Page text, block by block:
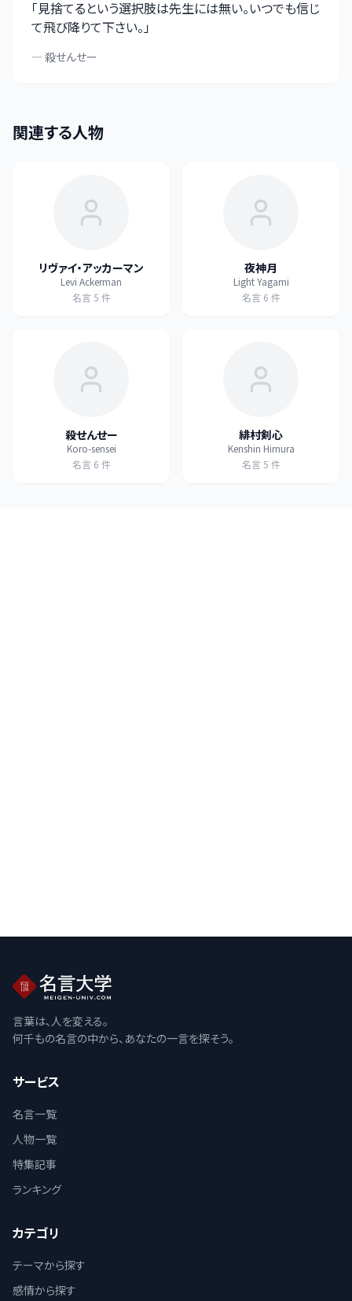
「見捨てるという選択肢は先生には無い。いつでも信じ
て飛び降りて下さい。」
— 殺せんせー
関連する人物
リヴァイ・アッカーマン
Levi Ackerman
名言 5 件
夜神月
Light Yagami
名言 6 件
殺せんせー
Koro-sensei
名言 6 件
緋村剣心
Kenshin Himura
名言 5 件
言葉は、人を変える。
何千もの名言の中から、あなたの一言を探そう。
サービス
名言一覧
人物一覧
特集記事
ランキング
カテゴリ
テーマから探す
感情から探す